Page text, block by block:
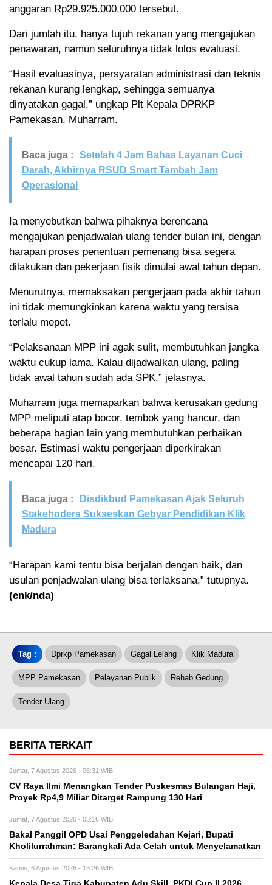
anggaran Rp29.925.000.000 tersebut.
Dari jumlah itu, hanya tujuh rekanan yang mengajukan
penawaran, namun seluruhnya tidak lolos evaluasi.
“Hasil evaluasinya, persyaratan administrasi dan teknis
rekanan kurang lengkap, sehingga semuanya
dinyatakan gagal,” ungkap Plt Kepala DPRKP
Pamekasan, Muharram.
Baca juga :
Setelah 4 Jam Bahas Layanan Cuci
Darah, Akhirnya RSUD Smart Tambah Jam
Operasional
Ia menyebutkan bahwa pihaknya berencana
mengajukan penjadwalan ulang tender bulan ini, dengan
harapan proses penentuan pemenang bisa segera
dilakukan dan pekerjaan fisik dimulai awal tahun depan.
Menurutnya, memaksakan pengerjaan pada akhir tahun
ini tidak memungkinkan karena waktu yang tersisa
terlalu mepet.
“Pelaksanaan MPP ini agak sulit, membutuhkan jangka
waktu cukup lama. Kalau dijadwalkan ulang, paling
tidak awal tahun sudah ada SPK,” jelasnya.
Muharram juga memaparkan bahwa kerusakan gedung
MPP meliputi atap bocor, tembok yang hancur, dan
beberapa bagian lain yang membutuhkan perbaikan
besar. Estimasi waktu pengerjaan diperkirakan
mencapai 120 hari.
Baca juga :
Disdikbud Pamekasan Ajak Seluruh
Stakehoders Sukseskan Gebyar Pendidikan Klik
Madura
“Harapan kami tentu bisa berjalan dengan baik, dan
usulan penjadwalan ulang bisa terlaksana,” tutupnya.
(enk/nda)
Tag : Dprkp Pamekasan Gagal Lelang Klik Madura
MPP Pamekasan Pelayanan Publik Rehab Gedung
Tender Ulang
BERITA TERKAIT
Jumat, 7 Agustus 2026 - 06:31 WIB
CV Raya Ilmi Menangkan Tender Puskesmas Bulangan Haji,
Proyek Rp4,9 Miliar Ditarget Rampung 130 Hari
Jumat, 7 Agustus 2026 - 03:16 WIB
Bakal Panggil OPD Usai Penggeledahan Kejari, Bupati
Kholilurrahman: Barangkali Ada Celah untuk Menyelamatkan
Kamis, 6 Agustus 2026 - 13:26 WIB